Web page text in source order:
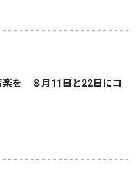
楽を ８月11日と22日にコ